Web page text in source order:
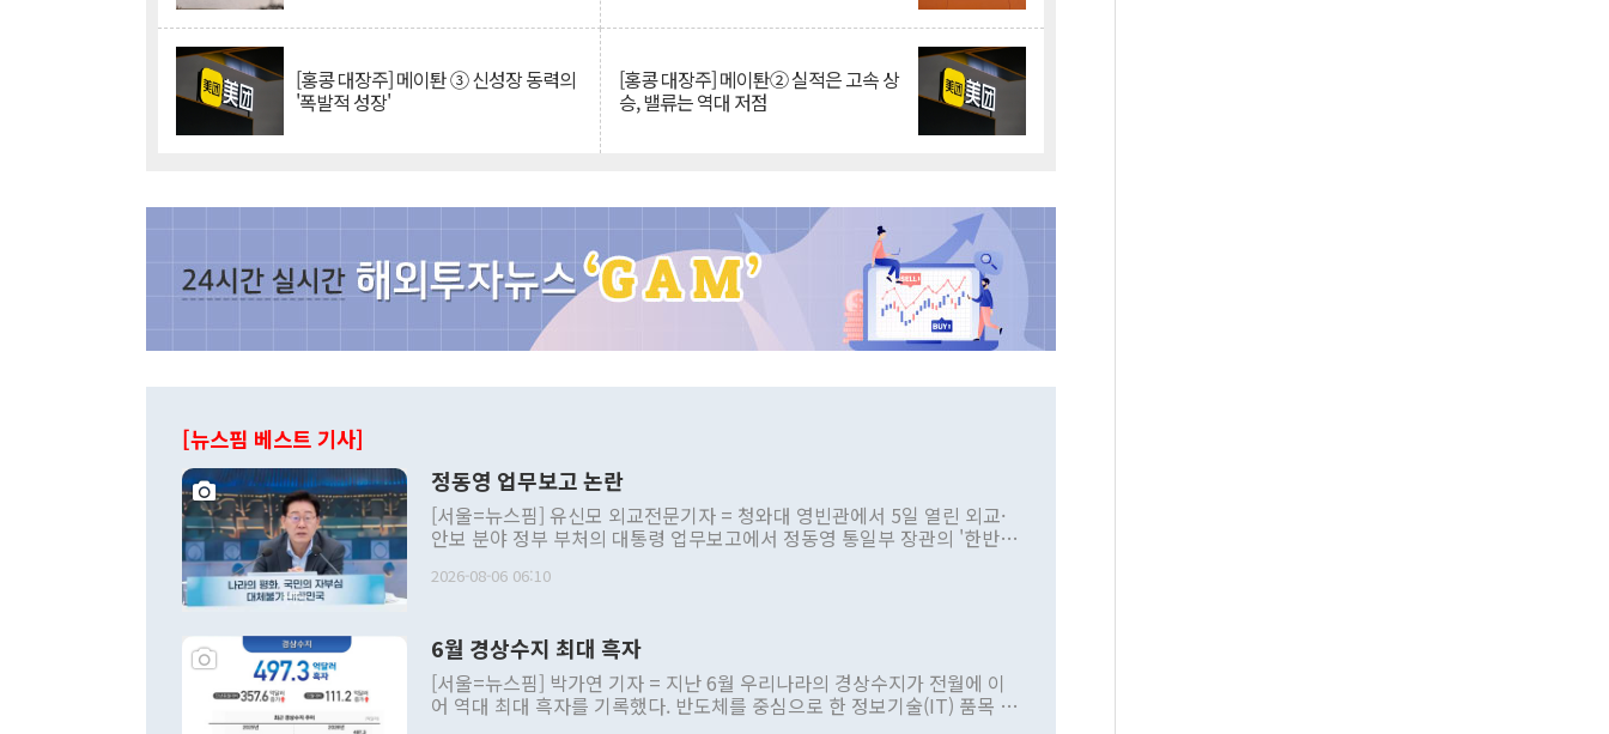
[홍콩 대장주] 메이퇀 ③ 신성장 동력의
'폭발적 성장'
[홍콩 대장주] 메이퇀② 실적은 고속 상
승, 밸류는 역대 저점
[뉴스핌 베스트 기사]
정동영 업무보고 논란
[서울=뉴스핌] 유신모 외교전문기자 = 청와대 영빈관에서 5일 열린 외교·
안보 분야 정부 부처의 대통령 업무보고에서 정동영 통일부 장관의 '한반도
발언 중에는 정부 내 조율을 거치지 않은 사안을 정책으로 추진하겠다고 공
주의적 희망에 근거한 비현실적 구상'이라는 비판을 내놨다. 그동안 정 장
관의 대북 정책 관련 발언이 물의를 빚은 적은 여러 번 있지만 대통령과 유
관 부처 장관이 공개적으로 부정적 입장을 표명한 것은 이례적이다. 정 장
관의 무리한 대북 접근법과 월권을 제어해야 한다는 목소리도 높아지고 있
2026-08-06 06:10
6월 경상수지 최대 흑자
[서울=뉴스핌] 박가연 기자 = 지난 6월 우리나라의 경상수지가 전월에 이
어 역대 최대 흑자를 기록했다. 반도체를 중심으로 한 정보기술(IT) 품목 수